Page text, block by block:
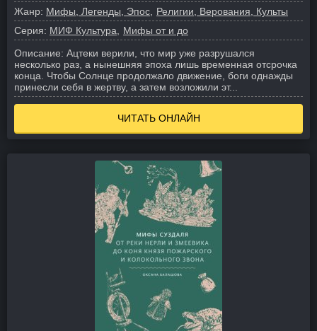
Жанр: Мифы, Легенды, Эпос
Религии, Верования, Культы
Серия: МИФ Культура
Мифы от и до
Описание: Ацтеки верили, что мир уже разрушался
несколько раз, а нынешняя эпоха лишь временная отсрочка
конца. Чтобы Солнце продолжало движение, боги однажды
принесли себя в жертву, а затем возложили эт...
ЧИТАТЬ ОНЛАЙН